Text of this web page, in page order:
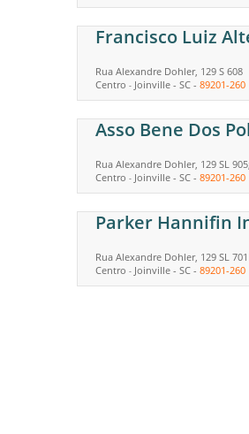
Francisco Luiz
Rua Alexandre Dohler, 129 S 608
Centro - Joinville - SC - 89201-260
Asso Bene Dos
Rua Alexandre Dohler, 129 SL
Centro - Joinville - SC - 89201-260
Parker Hannifin
Rua Alexandre Dohler, 129 SL 701
Centro - Joinville - SC - 89201-260